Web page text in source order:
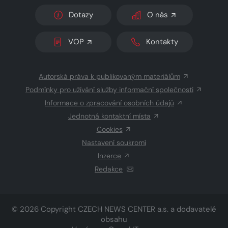
Dotazy O nás
VOP Kontakty
Autorská práva k publikovaným materiálům
Podmínky pro užívání služby informační společnosti
Informace o zpracování osobních údajů
Jednotná kontaktní místa
Cookies
Nastavení soukromí
Inzerce
Redakce
© 2026 Copyright CZECH NEWS CENTER a.s. a dodavatelé
obsahu